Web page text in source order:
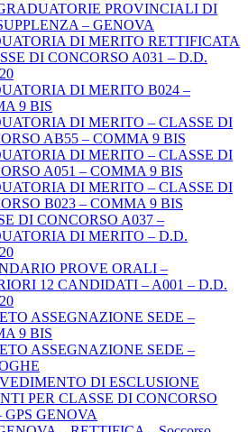
PROVINCIALI DI
– GENOVA
DI MERITO RETTIFICATA
DI CONCORSO A031 – D.D.
DI MERITO B024 –
9 BIS
DI MERITO – CLASSE DI
AB55 – COMMA 9 BIS
DI MERITO – CLASSE DI
A051 – COMMA 9 BIS
DI MERITO – CLASSE DI
B023 – COMMA 9 BIS
DI CONCORSO A037 –
DI MERITO – D.D.
PROVE ORALI –
12 CANDIDATI – A001 – D.D.
ASSEGNAZIONE SEDE –
9 BIS
ASSEGNAZIONE SEDE –
DI ESCLUSIONE
PER CLASSE DI CONCORSO
GPS GENOVA